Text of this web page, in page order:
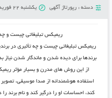
دسته : رپورتاژ آگهی یکشنبه 22 فوریه 2026
ریمیکس تبلیغاتی چیست و چه
ریمیکس تبلیغاتی چیست و چه تأثیری در
برندها برای دیده شدن و ماندگار شدن نیاز
از این روش های مدرن و بسیار مؤثر
استفاده هوشمندانه از صدا موسیقی،
کند، احساسات او را درگیر کند و نام برند